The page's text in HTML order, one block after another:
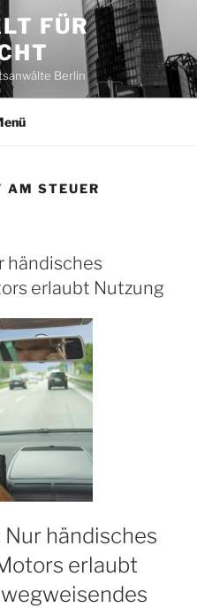
FÜR
Berlin
AM STEUER
händisches
erlaubt Nutzung
händisches
erlaubt